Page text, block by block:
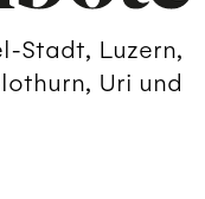
Stadt, Luzern,
Uri und